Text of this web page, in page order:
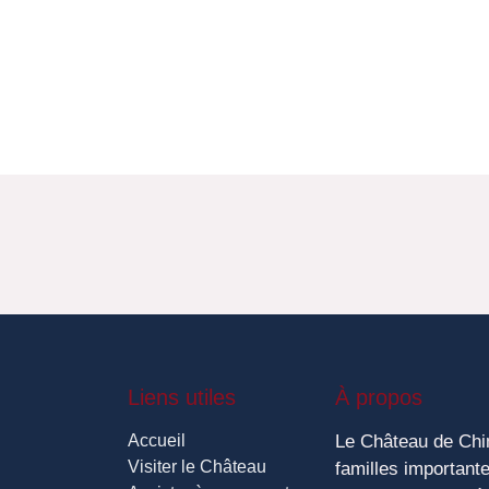
Liens utiles
Accueil
Visiter le Château
À propos
Le Château de
familles